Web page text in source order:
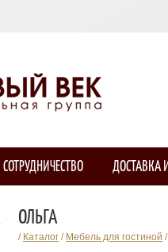
СОТРУДНИЧЕСТВО ДОСТАВКА
ОЛЬГА
/ Каталог / Мебель для гостиной